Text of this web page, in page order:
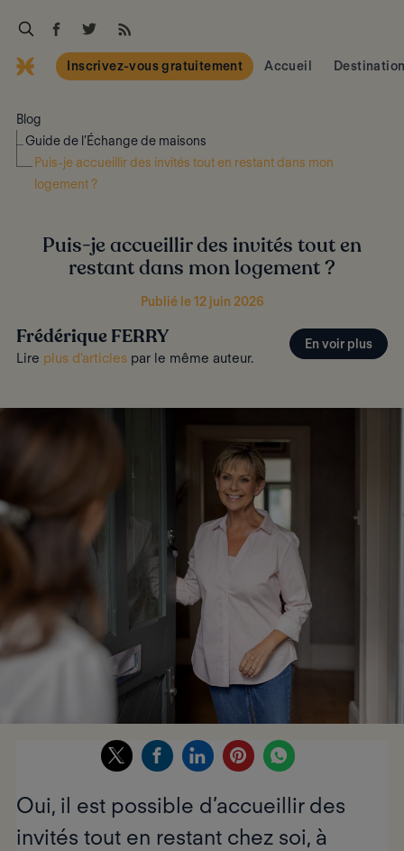
Accueil
Inscrivez-vous gratuitement
Blog
Guide de l’Échange de maisons
Puis-je accueillir des invités tout en restant dans mon
logement ?
Puis-je accueillir des invités tout en
restant dans mon logement ?
Publié le 12 juin 2026
Frédérique FERRY
Lire plus d'articlespar le même auteur.
En voir plus
Oui, il est possible d’accueillir des
invités tout en restant chez soi, à